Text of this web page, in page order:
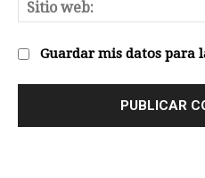
Guardar mis datos para